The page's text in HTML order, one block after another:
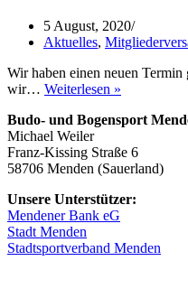
5 August, 2020
Aktuelles,
Wir haben einen neuen
wir… Weiterlesen »
2.
Budo- und Bogensport
Michael Weiler
Franz-Kissing Straße 6
58706 Menden (Sauerland)
Unsere Unterstützer:
Mendener Bank eG
Stadt Menden
Stadtsportverband Menden